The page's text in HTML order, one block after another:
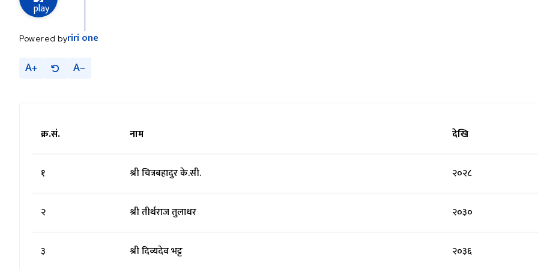
Powered byriri one
A A
क्र.सं. नाम देखि
१ श्री चित्रबहादुर के.सी. २०२८
२ श्री तीर्थराज तुलाधर २०३०
३ श्री दिव्यदेव भट्ट २०३६